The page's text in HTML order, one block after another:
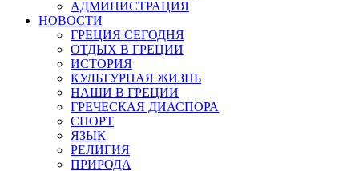
АДМИНИСТРАЦИЯ
НОВОСТИ
ГРЕЦИЯ СЕГОДНЯ
ОТДЫХ В ГРЕЦИИ
ИСТОРИЯ
КУЛЬТУРНАЯ ЖИЗНЬ
НАШИ В ГРЕЦИИ
ГРЕЧЕСКАЯ ДИАСПОРА
СПОРТ
ЯЗЫК
РЕЛИГИЯ
ПРИРОДА